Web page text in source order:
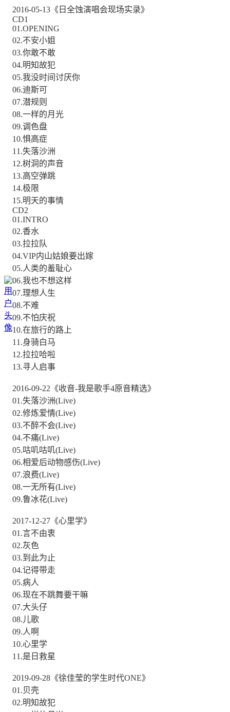
2016-05-13《日全蚀演唱会现场实录》
CD1
01.OPENING
02.不安小姐
03.你敢不敢
04.明知故犯
05.我没时间讨厌你
06.迪斯可
07.潜规则
08.一样的月光
09.调色盘
10.惧高症
11.失落沙洲
12.树洞的声音
13.高空弹跳
14.极限
15.明天的事情
CD2
01.INTRO
02.香水
03.拉拉队
04.VIP内山姑娘要出嫁
05.人类的羞耻心
06.我也不想这样
07.理想人生
08.不难
09.不怕庆祝
10.在旅行的路上
11.身骑白马
12.拉拉哈啦
13.寻人启事
2016-09-22《收音-我是歌手4原音精选》
01.失落沙洲(Live)
02.修炼爱情(Live)
03.不醉不会(Live)
04.不痛(Live)
05.咕叽咕叽(Live)
06.相爱后动物感伤(Live)
07.浪费(Live)
08.一无所有(Live)
09.鲁冰花(Live)
2017-12-27《心里学》
01.言不由衷
02.灰色
03.到此为止
04.记得带走
05.病人
06.现在不跳舞要干嘛
07.大头仔
08.儿歌
09.人啊
10.心里学
11.是日救星
2019-09-28《徐佳莹的学生时代ONE》
01.贝壳
02.明知故犯